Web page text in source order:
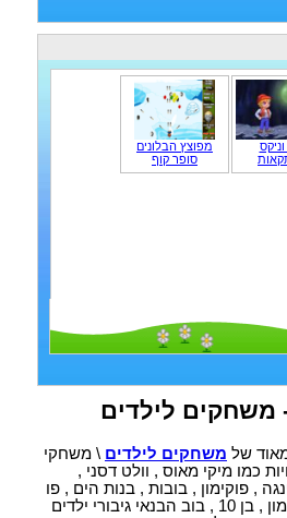
מפוצץ הבלונים
סופר קוף
משחקים לילדים
של משחקים לילדים \ משחקי
כמו מיקי מאוס , וולט דסני ,
, פוקימון , בובות , בנות הים , פו
הדב, דורה , בוב ספוג , פוקימון , בן 10 , בוב הבנאי גיבורי ילדים